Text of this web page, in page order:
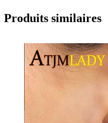
Produits similaires